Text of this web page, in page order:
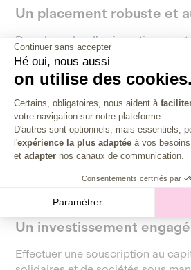
Un placement robuste et
Dans le cadre d’un investissement
immobilière solidaire sous mandat
de rendement est plutôt faible.
tout de même être revalorisés en
l’appréciation du parc immobilier
donc plutôt la robustesse du
recherchée, car il est lié à un actif
des marchés financiers. Les
mutualisés et répartis sur un panel
uniquement sur un seul bien).
Un investissement
Effectuer une souscription au
Continuer sans accepter
Hé oui, nous aussi
on utilise des cookies.
Plateforme de
Certains, obligatoires, nous aident à
votre navigation sur notre plateforme.
D'autres sont optionnels, mais essentiels,
l'expérience la plus adaptée à vos
et adapter nos canaux de communication.
Consentements certifiés par
Paramétrer
Axeptio